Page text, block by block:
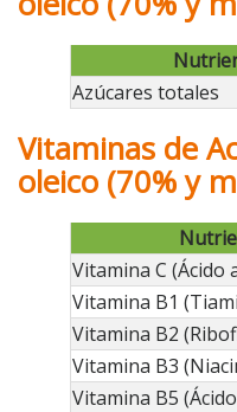
Azúcares totales
Vitaminas de
oleico (70% y
Vitamina C (Ácido
Vitamina B1
Vitamina B2
Vitamina B3
Vitamina B5